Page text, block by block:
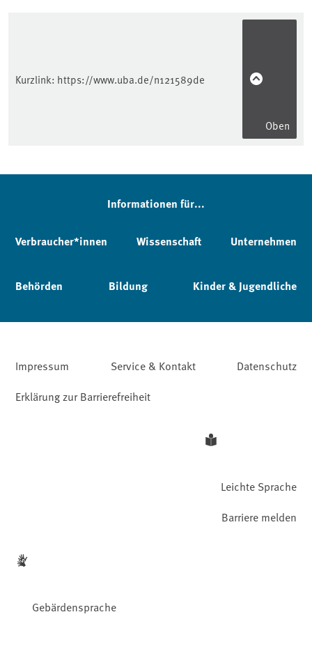
Kurzlink: https://www.uba.de/n121589de
Oben
Informationen für...
Verbraucher*innen Wissenschaft Unternehmen
Behörden Bildung Kinder & Jugendliche
Impressum Service & Kontakt
Datenschutz
Erklärung zur Barrierefreiheit
Leichte Sprache
Gebärdensprache
Barriere melden